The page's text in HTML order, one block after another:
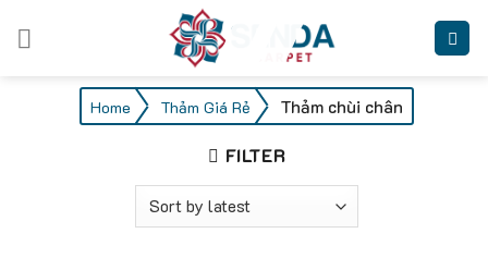
Home / Thảm Giá Rẻ / Thảm chùi chân
FILTER